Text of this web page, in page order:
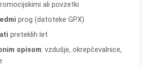
ali povzetki
prog (datoteke GPX)
preteklih let
opisom: vzdušje, okrepčevalnice,